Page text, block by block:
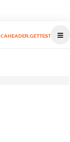
CAHEADER.GETTEST